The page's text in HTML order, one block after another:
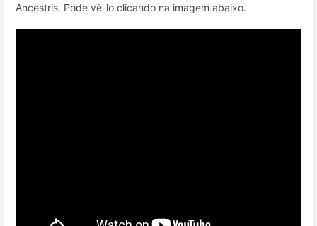
Ancestris. Pode vê-lo clicando na imagem abaixo.